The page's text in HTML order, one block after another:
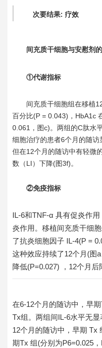
次要结果: 疗效
间充质干细胞与安慰剂
①代谢指标
间充质干细胞组在移植
百分比(P = 0.043)，HbA1c
0.061，图c)。两组的C肽水
细胞治疗的患者6个月的随访
但在12个月的随访中有轻微
数（LI）下降(图3f)。
②免疫指标
IL-6和TNF-α 具有促炎作
炎作用。移植间充质干细
了抗炎细胞因子 IL-4(P =
这种效应持续了12个月(图
降低(P=0.027) ，12个月后
在6-12个月的随访中，早
Tx组。两组间IL-6水平无
12个月的随访中，早期 Tx
期Tx 组(分别为P6=0.025